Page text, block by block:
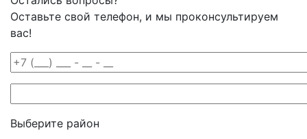
Оставьте свой телефон, и мы проконсультируем
вас!
Выберите район